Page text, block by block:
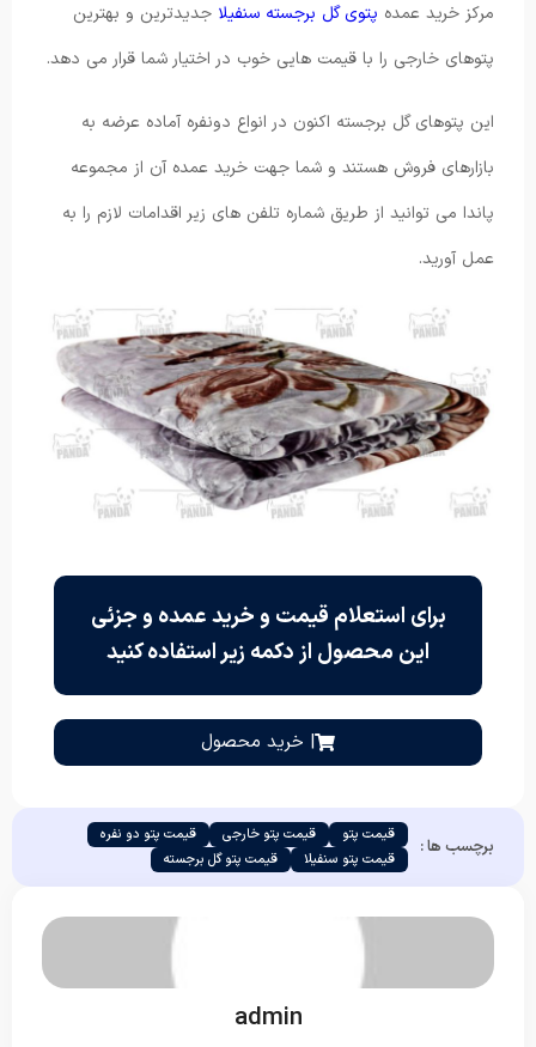
مرکز خرید عمده پتوی گل برجسته سنفیلا جدیدترین و بهترین
پتوهای خارجی را با قیمت هایی خوب در اختیار شما قرار می دهد.
این پتوهای گل برجسته اکنون در انواع دونفره آماده عرضه به
بازارهای فروش هستند و شما جهت خرید عمده آن از مجموعه
پاندا می توانید از طریق شماره تلفن های زیر اقدامات لازم را به
عمل آورید.
برای استعلام قیمت و خرید عمده و جزئی
این محصول از دکمه زیر استفاده کنید
| خرید محصول
برچسب ها : قیمت پتو قیمت پتو خارجی
قیمت پتو دو نفره
قیمت پتو سنفیلا
قیمت پتو گل برجسته
admin